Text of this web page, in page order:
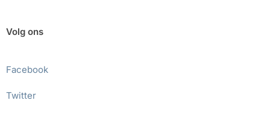
Volg ons
Facebook
Twitter